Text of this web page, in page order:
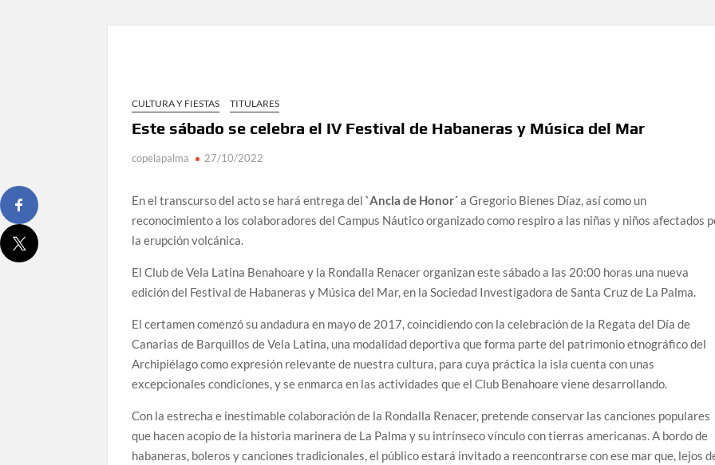
CULTURA Y FIESTAS TITULARES
Este sábado se celebra el IV Festival de Habaneras y Música del Mar
copelapalma 27/10/2022
En el transcurso del acto se hará entrega del `Ancla de Honor´a Gregorio Bienes Díaz, así como un
reconocimiento a los colaboradores del Campus Náutico organizado como respiro a las niñas y niños afectados
la erupción volcánica.
El Club de Vela Latina Benahoare y la Rondalla Renacer organizan este sábado a las 20:00 horas una nueva
edición del Festival de Habaneras y Música del Mar, en la Sociedad Investigadora de Santa Cruz de La Palma.
El certamen comenzó su andadura en mayo de 2017, coincidiendo con la celebración de la Regata del Día de
Canarias de Barquillos de Vela Latina, una modalidad deportiva que forma parte del patrimonio etnográfico del
Archipiélago como expresión relevante de nuestra cultura, para cuya práctica la isla cuenta con unas
excepcionales condiciones, y se enmarca en las actividades que el Club Benahoare viene desarrollando.
Con la estrecha e inestimable colaboración de la Rondalla Renacer, pretende conservar las canciones populares
que hacen acopio de la historia marinera de La Palma y su intrínseco vínculo con tierras americanas. A bordo de
habaneras, boleros y canciones tradicionales, el público estará invitado a reencontrarse con ese mar que, lejos